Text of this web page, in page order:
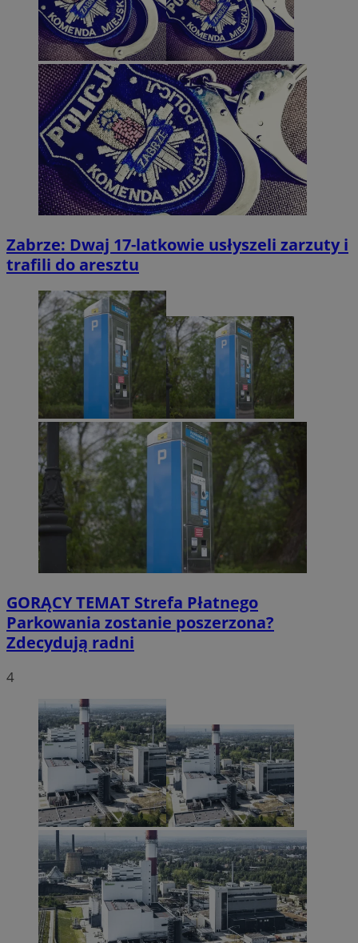
Zabrze: Dwaj 17-latkowie usłyszeli zarzuty i
trafili do aresztu
GORĄCY TEMAT Strefa Płatnego
Parkowania zostanie poszerzona?
Zdecydują radni
4